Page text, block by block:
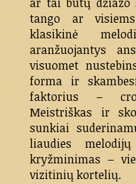
tango ar
klasikinė
aranžuojantys
visuomet
forma ir
faktorius –
Meistriškas ir
sunkiai
liaudies
kryžminimas –
vizitinių kortelių.